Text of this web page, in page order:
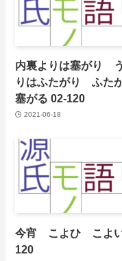
内裏よりは塞がり
りはふたがり ふた
塞がる 02-120
2021-06-18
今宵 こよひ こよ
120